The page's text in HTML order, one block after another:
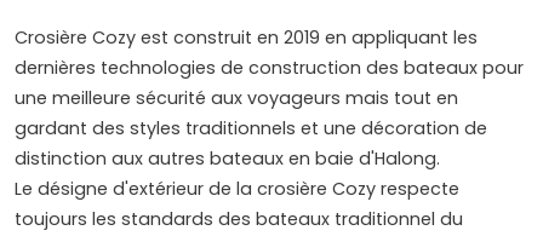
Crosière Cozy est construit en 2019 en appliquant les
dernières technologies de construction des bateaux pour
une meilleure sécurité aux voyageurs mais tout en
gardant des styles traditionnels et une décoration de
distinction aux autres bateaux en baie d'Halong.
Le désigne d'extérieur de la crosière Cozy respecte
toujours les standards des bateaux traditionnel du